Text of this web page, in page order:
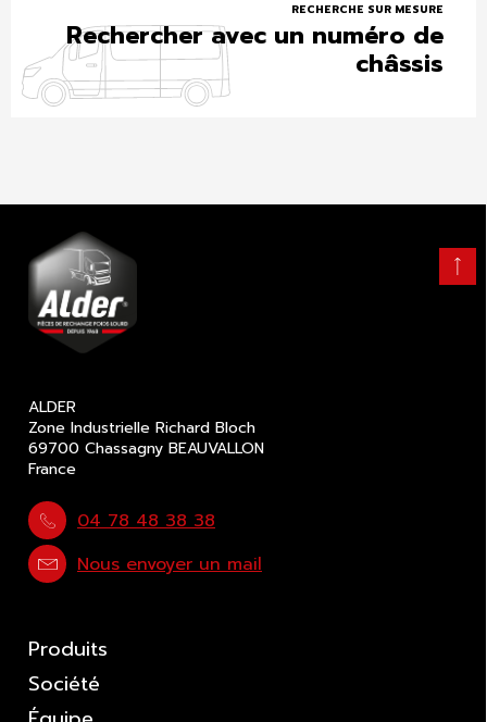
RECHERCHE SUR MESURE
Rechercher avec un numéro de
châssis
Retour
haut
ALDER
Zone Industrielle Richard Bloch
69700 Chassagny BEAUVALLON
France
04 78 48 38 38
Nous envoyer un mail
Produits
Société